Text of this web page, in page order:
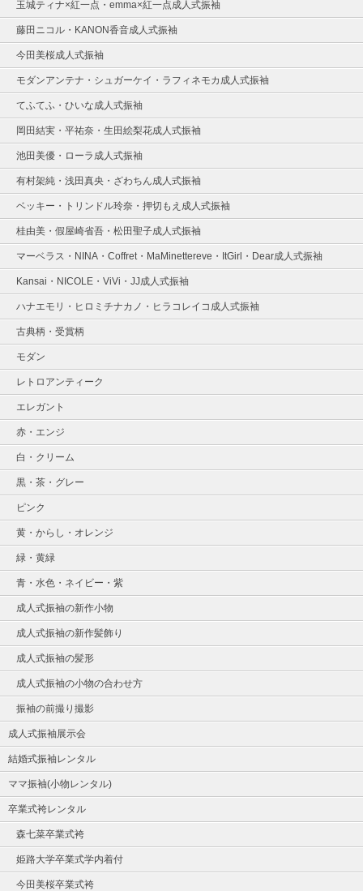
玉城ティナ×紅一点・emma×紅一点成人式振袖
藤田ニコル・KANON香音成人式振袖
今田美桜成人式振袖
モダンアンテナ・シュガーケイ・ラフィネモカ成人式振袖
てふてふ・ひいな成人式振袖
岡田結実・平祐奈・生田絵梨花成人式振袖
池田美優・ローラ成人式振袖
有村架純・浅田真央・ざわちん成人式振袖
ベッキー・トリンドル玲奈・押切もえ成人式振袖
桂由美・假屋崎省吾・松田聖子成人式振袖
マーベラス・NINA・Coffret・MaMinettereve・ItGirl・Dear成人式振袖
Kansai・NICOLE・ViVi・JJ成人式振袖
ハナエモリ・ヒロミチナカノ・ヒラコレイコ成人式振袖
古典柄・受賞柄
モダン
レトロアンティーク
エレガント
赤・エンジ
白・クリーム
黒・茶・グレー
ピンク
黄・からし・オレンジ
緑・黄緑
青・水色・ネイビー・紫
成人式振袖の新作小物
成人式振袖の新作髪飾り
成人式振袖の髪形
成人式振袖の小物の合わせ方
振袖の前撮り撮影
成人式振袖展示会
結婚式振袖レンタル
ママ振袖(小物レンタル)
卒業式袴レンタル
森七菜卒業式袴
姫路大学卒業式学内着付
今田美桜卒業式袴